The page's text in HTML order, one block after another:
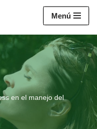
Menú
en el manejo del